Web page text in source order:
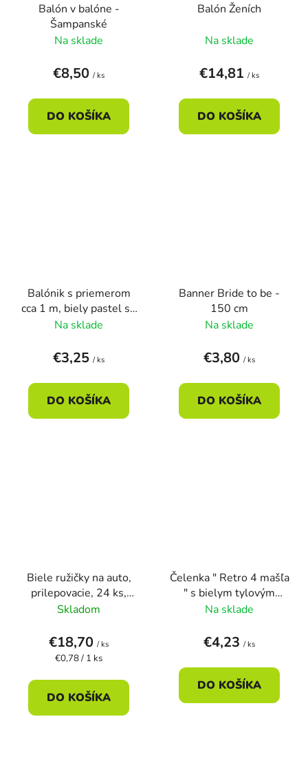
Balón v balóne -
Šampanské
Na sklade
€8,50 / ks
DO KOŠÍKA
Balón Ženích
Na sklade
€14,81 / ks
DO KOŠÍKA
Balónik s priemerom
cca 1 m, biely pastel so
zlatou potlačou Mrs
Na sklade
€3,25 / ks
DO KOŠÍKA
Banner Bride to be -
150 cm
Na sklade
€3,80 / ks
DO KOŠÍKA
Biele ružičky na auto,
prilepovacie, 24 ks,
veľkosť 9 cm
Skladom
€18,70 / ks
Jednotková
€0,78 / 1 ks
DO KOŠÍKA
Čelenka " Retro 4 mašľa
" s bielym tylovým
závojom
Na sklade
€4,23 / ks
DO KOŠÍKA